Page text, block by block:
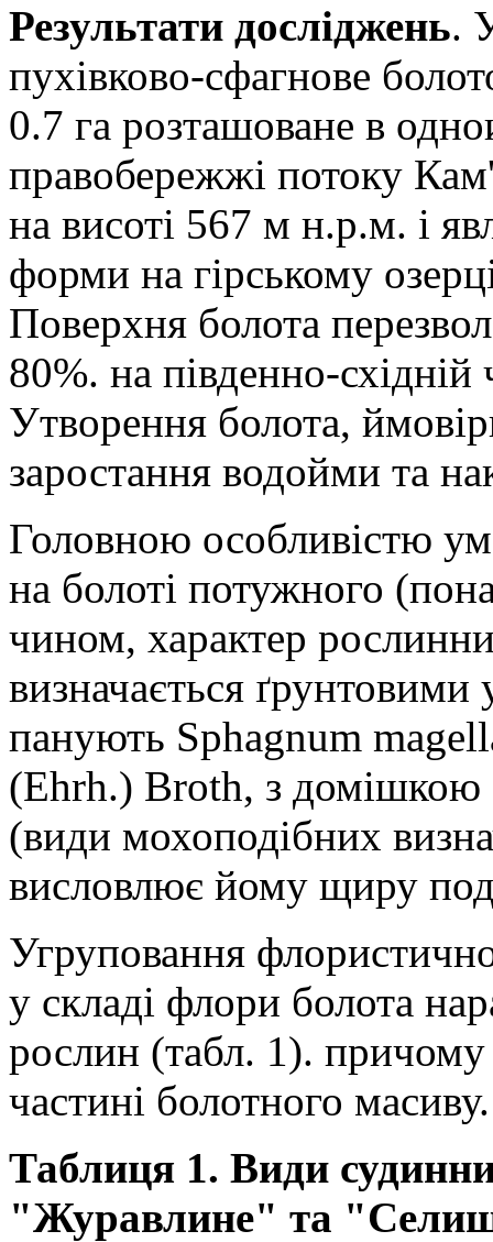
Результати досліджень.
пухівково-сфагнове
0.7 га розташоване в
правобережжі потоку
на висоті 567 м н.р.м. і
форми на гірському
Поверхня болота
80%. на південно-
Утворення болота,
заростання водойми та
Головною особливістю
на болоті потужного
чином, характер
визначається
панують Sphagnum
(Ehrh.) Broth, з
(види мохоподібних
висловлює йому щиру
Угруповання
у складі флори болота
рослин (табл. 1).
частині болотного масиву.
Таблиця 1. Види
"Журавлине" та